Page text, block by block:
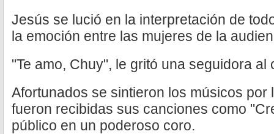
Jesús se lució en la interpretación de
la emoción entre las mujeres de la
"Te amo, Chuy", le gritó una seguidora al
Afortunados se sintieron los músicos por
fueron recibidas sus canciones como
público en un poderoso coro.